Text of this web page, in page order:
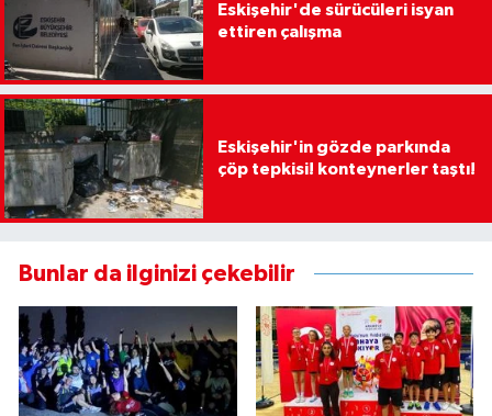
Eskişehir'de sürücüleri isyan
ettiren çalışma
Eskişehir'in gözde parkında
çöp tepkisi! konteynerler taştı!
Bunlar da ilginizi çekebilir